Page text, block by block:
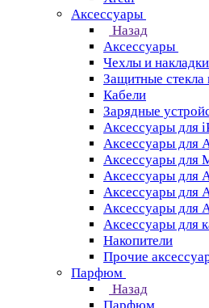
Аксессуары
Назад
Аксессуары
Чехлы и
Защитные стекла
Кабели
Зарядные
Аксессуары для
Аксессуары для
Аксессуары для
Аксессуары для
Аксессуары для
Аксессуары для
Аксессуары для
Накопители
Прочие
Парфюм
Назад